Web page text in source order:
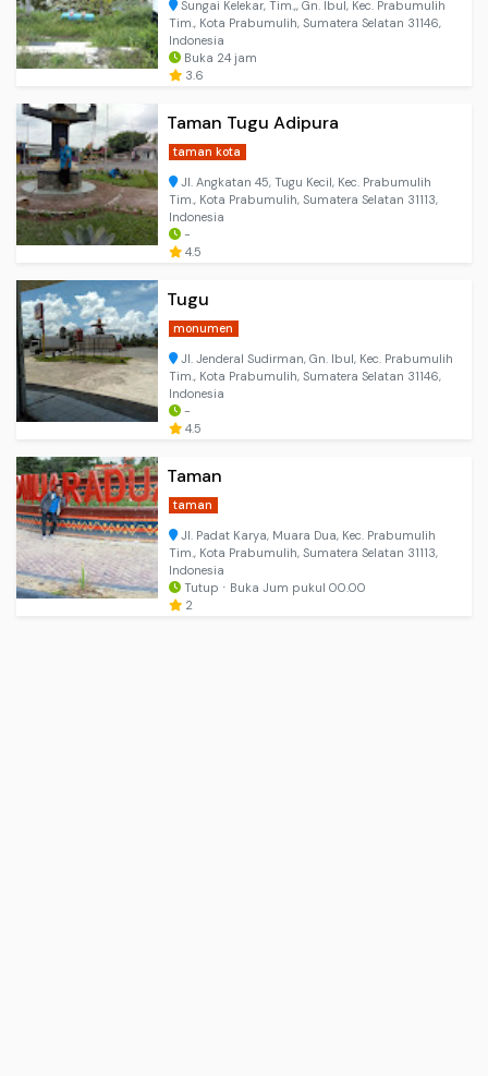
Sungai Kelekar, Tim.,, Gn. Ibul, Kec. Prabumulih
Tim., Kota Prabumulih, Sumatera Selatan 31146,
Indonesia
Buka 24 jam
3.6
Taman Tugu Adipura
taman kota
Jl. Angkatan 45, Tugu Kecil, Kec. Prabumulih
Tim., Kota Prabumulih, Sumatera Selatan 31113,
Indonesia
-
4.5
Tugu
monumen
Jl. Jenderal Sudirman, Gn. Ibul, Kec. Prabumulih
Tim., Kota Prabumulih, Sumatera Selatan 31146,
Indonesia
-
4.5
Taman
taman
Jl. Padat Karya, Muara Dua, Kec. Prabumulih
Tim., Kota Prabumulih, Sumatera Selatan 31113,
Indonesia
Tutup ⋅ Buka Jum pukul 00.00
2